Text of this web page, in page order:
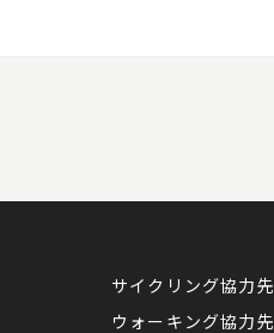
サイクリング協力先
ウォーキング協力先